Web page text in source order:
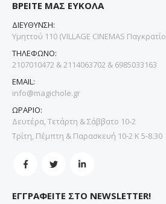
ΒΡΕΙΤΕ ΜΑΣ ΕΥΚΟΛΑ
ΔΙΕΥΘΥΝΣΗ:
Υμηττού 110 (VILLAGE CINEMAS
ΤΗΛΕΦΩΝΟ:
2107010472 & 2114063702 & 6985033163
EMAIL:
info@magichole.gr
ΩΡΑΡΙΟ:
Δευτέρα, Τετάρτη & Σάββατο 10-2
Τρίτη, Πέμπτη & Παρασκευή 10-2 Κ 5-8.30
ΕΓΓΡΑΦΕΙΤΕ ΣΤΟ NEWSLETTER!